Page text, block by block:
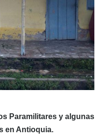
Paramilitares y algunas
en Antioquia.